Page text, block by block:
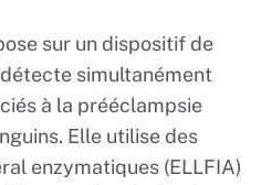
sur un dispositif de
simultanément
à la prééclampsie
Elle utilise des
enzymatiques (ELLFIA)